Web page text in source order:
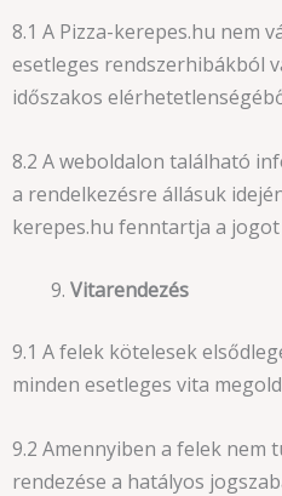
8.1 A Pizza-kerepes.hu nem
esetleges rendszerhibákból
időszakos
8.2 A weboldalon található
a rendelkezésre állásuk
kerepes.hu fenntartja a
Vitarendezés
9.1 A felek kötelesek
minden esetleges vita
9.2 Amennyiben a felek nem
rendezése a hatályos